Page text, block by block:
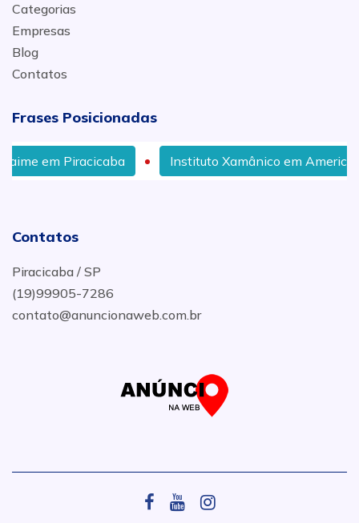
Categorias
Empresas
Blog
Contatos
Frases Posicionadas
Instituto Xamânico em Americana Curso
Contatos
Piracicaba / SP
(19)99905-7286
contato@anuncionaweb.com.br